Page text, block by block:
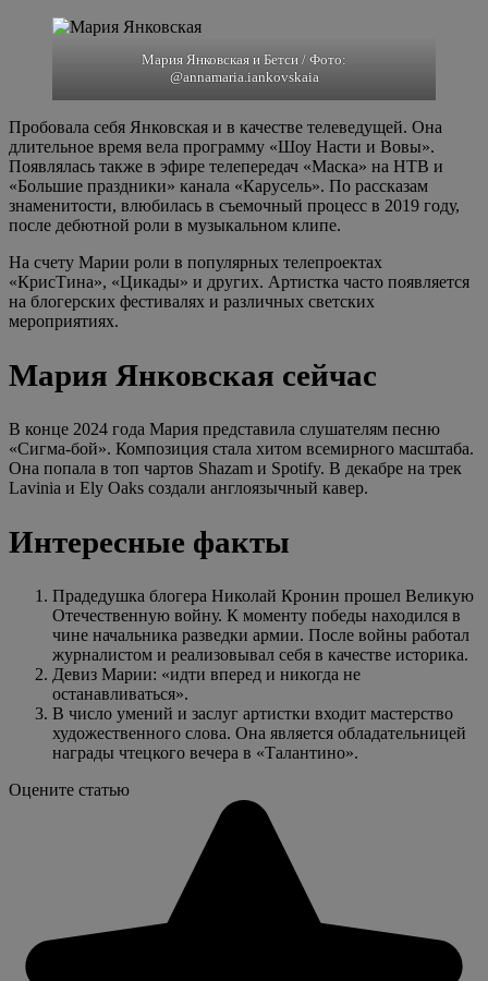
Мария Янковская и Бетси / Фото:
@annamaria.iankovskaia
Пробовала себя Янковская и в качестве телеведущей. Она
длительное время вела программу «Шоу Насти и Вовы».
Появлялась также в эфире телепередач «Маска» на НТВ и
«Большие праздники» канала «Карусель». По рассказам
знаменитости, влюбилась в съемочный процесс в 2019 году,
после дебютной роли в музыкальном клипе.
На счету Марии роли в популярных телепроектах
«КрисТина», «Цикады» и других. Артистка часто появляется
на блогерских фестивалях и различных светских
мероприятиях.
Мария Янковская сейчас
В конце 2024 года Мария представила слушателям песню
«Сигма-бой». Композиция стала хитом всемирного масштаба.
Она попала в топ чартов Shazam и Spotify. В декабре на трек
Lavinia и Ely Oaks создали англоязычный кавер.
Интересные факты
Прадедушка блогера Николай Кронин прошел Великую
Отечественную войну. К моменту победы находился в
чине начальника разведки армии. После войны работал
журналистом и реализовывал себя в качестве историка.
Девиз Марии: «идти вперед и никогда не
останавливаться».
В число умений и заслуг артистки входит мастерство
художественного слова. Она является обладательницей
награды чтецкого вечера в «Талантино».
Оцените статью